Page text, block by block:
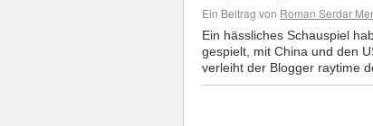
Ein Beitrag von Roman Serdar
Ein hässliches Schauspiel
gespielt, mit China und den
verleiht der Blogger raytime